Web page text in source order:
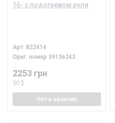
16- с подогревом руля
Арт. 822414
Ориг. номер 39136243
2253 грн
50 $
Нет в наличии